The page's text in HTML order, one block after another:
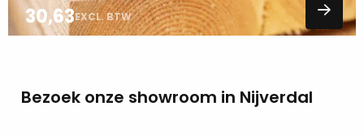
30,63EXCL. BTW
Bezoek onze showroom in Nijverdal